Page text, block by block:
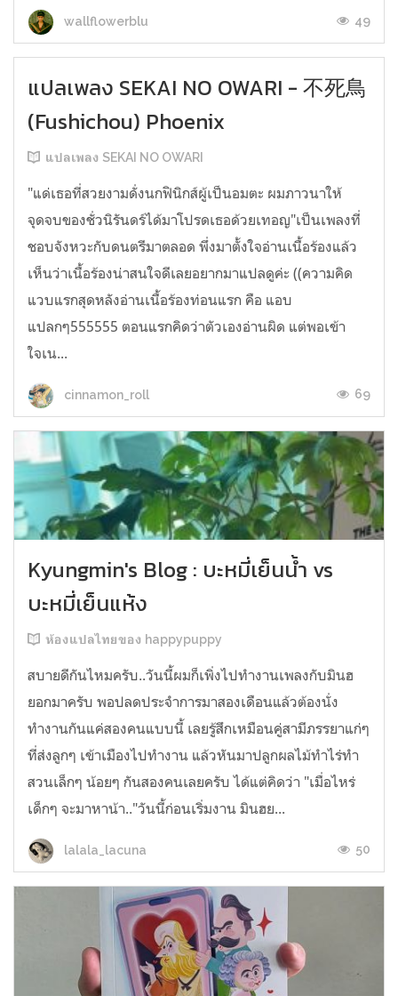
wallflowerblu 49
แปลเพลง SEKAI NO OWARI - 不死鳥
(Fushichou) Phoenix
แปลเพลง SEKAI NO OWARI
"แด่เธอที่สวยงามดั่งนกฟินิกส์ผู้เป็นอมตะ ผมภาวนาให้
จุดจบของชั่วนิรันดร์ได้มาโปรดเธอด้วยเทอญ"เป็นเพลงที่
ชอบจังหวะกับดนตรีมาตลอด พึ่งมาตั้งใจอ่านเนื้อร้องแล้ว
เห็นว่าเนื้อร้องน่าสนใจดีเลยอยากมาแปลดูค่ะ ((ความคิด
แวบแรกสุดหลังอ่านเนื้อร้องท่อนแรก คือ แอบ
แปลกๆ555555 ตอนแรกคิดว่าตัวเองอ่านผิด แต่พอเข้า
ใจเน...
cinnamon_roll 69
Kyungmin's Blog : บะหมี่เย็นน้ำ vs
บะหมี่เย็นแห้ง
ห้องแปลไทยของ happypuppy
สบายดีกันไหมครับ..วันนี้ผมก็เพิ่งไปทำงานเพลงกับมินฮ
ยอกมาครับ พอปลดประจำการมาสองเดือนแล้วต้องนั่ง
ทำงานกันแค่สองคนแบบนี้ เลยรู้สึกเหมือนคู่สามีภรรยาแก่ๆ
ที่ส่งลูกๆ เข้าเมืองไปทำงาน แล้วหันมาปลูกผลไม้ทำไร่ทำ
สวนเล็กๆ น้อยๆ กันสองคนเลยครับ ได้แต่คิดว่า "เมื่อไหร่
เด็กๆ จะมาหาน้า.."วันนี้ก่อนเริ่มงาน มินฮย...
lalala_lacuna 50